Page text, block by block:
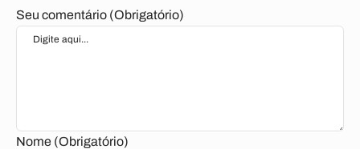
Seu comentário (Obrigatório)
Nome (Obrigatório)